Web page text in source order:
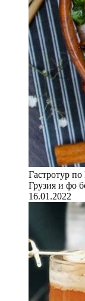
Гастротур
Грузия и фо
16.01.2022